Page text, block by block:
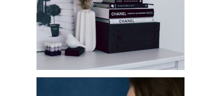
POSTER VON GALLERIX